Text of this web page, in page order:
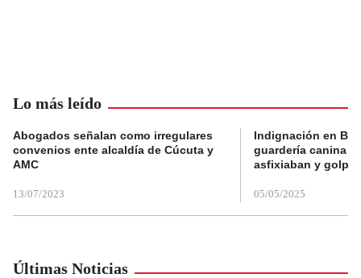
Lo más leído
Abogados señalan como irregulares
convenios ente alcaldía de Cúcuta y
AMC
13/07/2023
Indignación en
guardería canina
asfixiaban y
05/05/2025
Últimas Noticias